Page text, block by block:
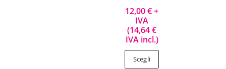
12,00€+
IVA
(14,64€
IVA incl.)
Scegli